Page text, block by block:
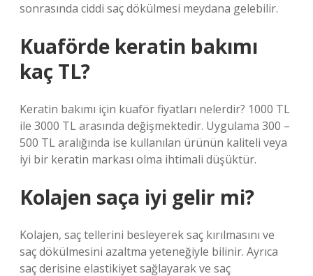
sonrasında ciddi saç dökülmesi meydana gelebilir.
Kuaförde keratin bakımı
kaç TL?
Keratin bakımı için kuaför fiyatları nelerdir? 1000 TL
ile 3000 TL arasında değişmektedir. Uygulama 300 –
500 TL aralığında ise kullanılan ürünün kaliteli veya
iyi bir keratin markası olma ihtimali düşüktür.
Kolajen saça iyi gelir mi?
Kolajen, saç tellerini besleyerek saç kırılmasını ve
saç dökülmesini azaltma yeteneğiyle bilinir. Ayrıca
saç derisine elastikiyet sağlayarak ve saç